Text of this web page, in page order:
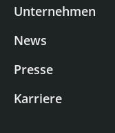
Unternehmen
News
Presse
Karriere